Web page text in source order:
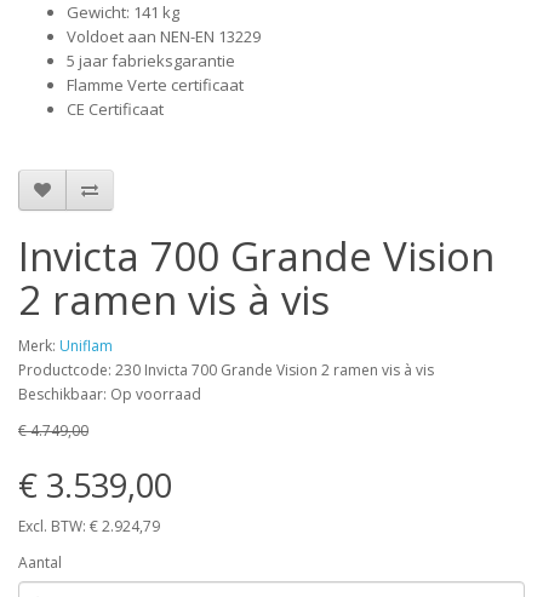
Gewicht: 141 kg
Voldoet aan NEN-EN 13229
5 jaar fabrieksgarantie
Flamme Verte certificaat
CE Certificaat
Invicta 700 Grande Vision
2 ramen vis à vis
Merk: Uniflam
Productcode: 230 Invicta 700 Grande Vision 2 ramen vis à vis
Beschikbaar: Op voorraad
€ 4.749,00
€ 3.539,00
Excl. BTW: € 2.924,79
Aantal